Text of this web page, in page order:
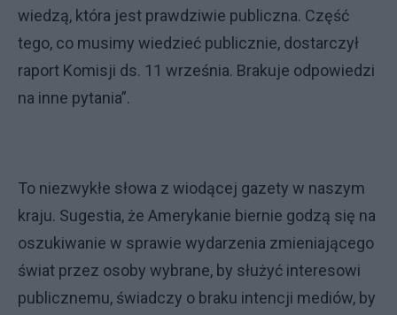
wiedzą, która jest prawdziwie publiczna. Część
tego, co musimy wiedzieć publicznie, dostarczył
raport Komisji ds. 11 września. Brakuje odpowiedzi
na inne pytania”.
To niezwykłe słowa z wiodącej gazety w naszym
kraju. Sugestia, że ​​Amerykanie biernie godzą się na
oszukiwanie w sprawie wydarzenia zmieniającego
świat przez osoby wybrane, by służyć interesowi
publicznemu, świadczy o braku intencji mediów, by